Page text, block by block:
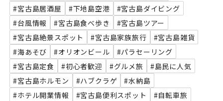
#宮古島居酒屋
#下地島空港
#宮古島ダイビング
#台風情報
#宮古島食べ歩き
#宮古島ツアー
#宮古島絶景スポット
#宮古島家族旅行
#宮古島雑貨
#海あそび
#オリオンビール
#パラセーリング
#宮古島定食
#初心者歓迎 #グルメ旅
#島民に人気
#宮古島ホルモン
#ハブクラゲ
#水納島
#ホテル開業情報
#宮古島便利スポット
#自転車旅